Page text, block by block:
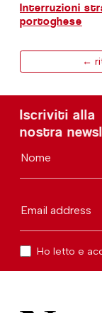
Interruzioni
portoghese
←
Iscriviti alla
nostra
Nome
Email address
Ho letto e